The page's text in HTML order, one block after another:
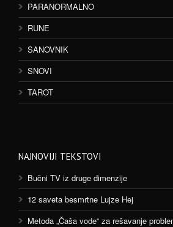
PARANORMALNO
RUNE
SANOVNIK
SNOVI
TAROT
NAJNOVIJI TEKSTOVI
Bučni TV iz druge dimenzije
12 saveta besmrtne Lujze Hej
Metoda „Čaša vode“ za rešavanje